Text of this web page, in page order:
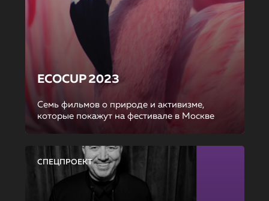
ECOCUP 2023
Семь фильмов о природе и активизме,
которые покажут на фестивале в Москве
СПЕЦПРОЕКТ